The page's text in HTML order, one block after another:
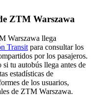
ZTM Warszawa
Warszawa llega
Transit para consultar los
por los pasajeros.
tu autobús llega antes de
estadísticas de
de los usuarios,
de ZTM Warszawa.